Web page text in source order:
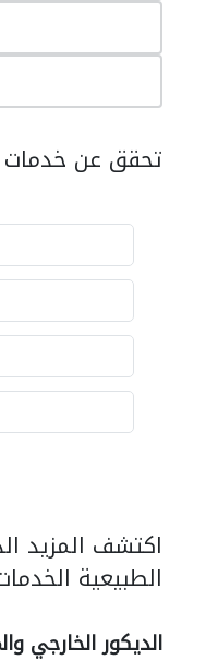
تحقق عن
اكتشف المزيد
الطبيعية
الديكور الخارجي